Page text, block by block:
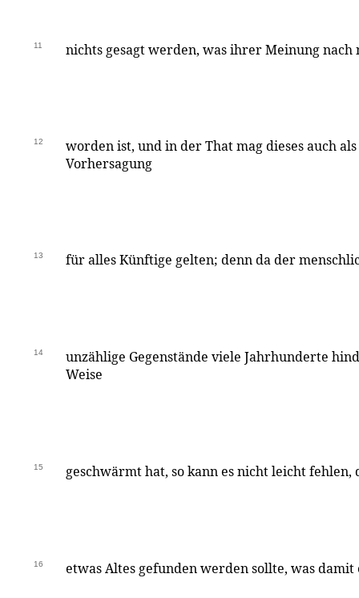
11 nichts gesagt werden, was ihrer Meinung nach
12
worden ist, und in der That mag dieses auch
Vorhersagung
13 für alles Künftige gelten; denn da der
14
unzählige Gegenstände viele Jahrhunderte
Weise
15 geschwärmt hat, so kann es nicht leicht fehlen,
16 etwas Altes gefunden werden sollte, was